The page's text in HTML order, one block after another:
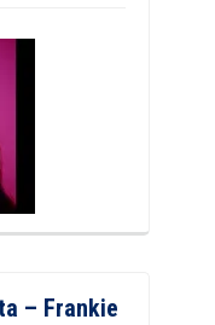
– Frankie